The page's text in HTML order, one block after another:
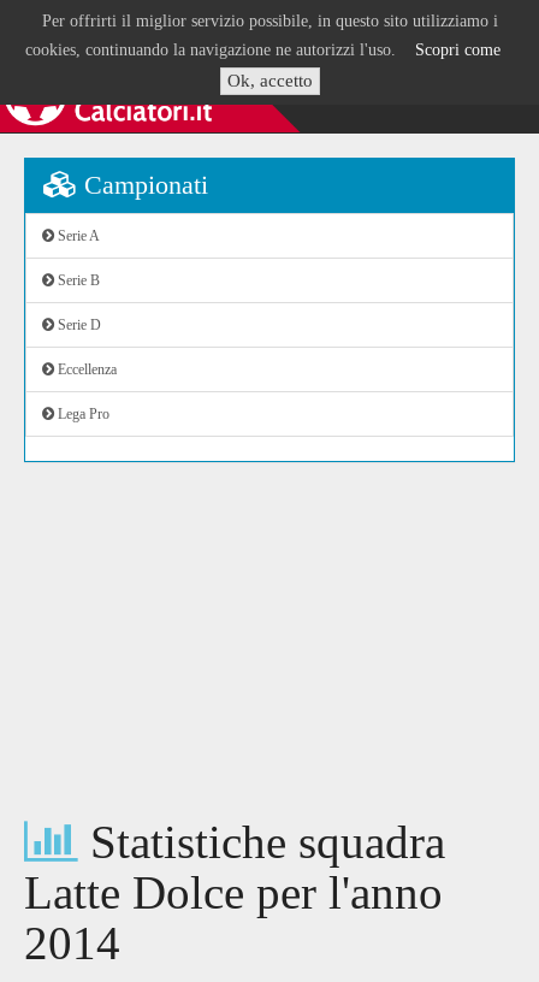
Per offrirti il miglior servizio possibile, in questo sito utilizziamo i
cookies, continuando la navigazione ne autorizzi l'uso. Scopri come
Ok, accetto
Campionati
Serie A
Serie B
Serie D
Eccellenza
Lega Pro
Statistiche squadra
Latte Dolce per l'anno
2014